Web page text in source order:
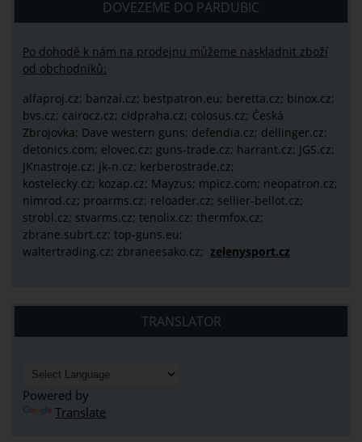
DOVEZEME DO PARDUBIC
Po dohodě k nám na prodejnu můžeme naskladnit zboží
od obchodníků:
alfaproj.cz; banzai.cz; bestpatron.eu; beretta.cz; binox.cz;
bvs.cz; cairocz.cz; cidpraha.cz; colosus.cz; Česká
Zbrojovka; Dave western guns; defendia.cz; dellinger.cz;
detonics.com; elovec.cz; guns-trade.cz; harrant.cz; JGS.cz;
JKnastroje.cz; jk-n.cz; kerberostrade.cz;
kostelecky.cz; kozap.cz; Mayzus; mpicz.com; neopatron.cz;
nimrod.cz; proarms.cz; reloader.cz; sellier-bellot.cz;
strobl.cz; stvarms.cz; tenolix.cz; thermfox.cz;
zbrane.subrt.cz; top-guns.eu;
waltertrading.cz; zbraneesako.cz; zelenysport.cz
TRANSLATOR
Powered by
Translate